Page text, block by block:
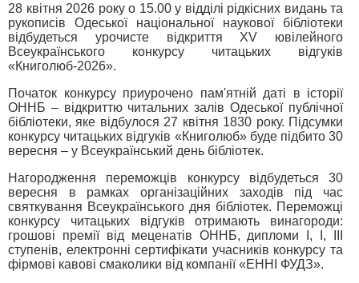
28 квітня 2026 року о 15.00 у відділі рідкісних видань та
рукописів Одеської національної наукової бібліотеки
відбудеться урочисте відкриття XV ювілейного
Всеукраїнського конкурсу читацьких відгуків
«Книголюб-2026».
Початок конкурсу приурочено пам'ятній даті в історії
ОННБ – відкриттю читальних залів Одеської публічної
бібліотеки, яке відбулося 27 квітня 1830 року. Підсумки
конкурсу читацьких відгуків «Книголюб» буде підбито 30
вересня – у Всеукраїнський день бібліотек.
Нагородження переможців конкурсу відбудеться 30
вересня в рамках організаційних заходів під час
святкування Всеукраїнського дня бібліотек. Переможці
конкурсу читацьких відгуків отримають винагороди:
грошові премії від меценатів ОННБ, дипломи І, І, ІІІ
ступенів, електронні сертифікати учасників конкурсу та
фірмові кавові смаколики від компанії «ЕННІ ФУДЗ».